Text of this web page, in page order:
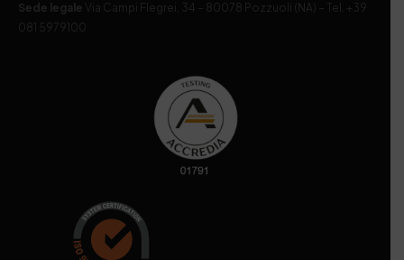
Sede legale
Via Campi Flegrei, 34 – 80078 Pozzuoli (NA) – Tel. +39
081 5979100